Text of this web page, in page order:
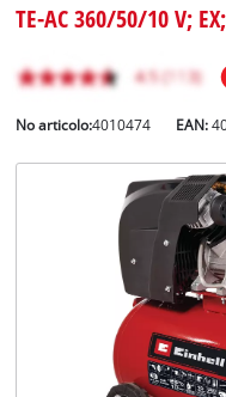
Français
TE-AC 360/50/10 V;
No articolo:4010474 EAN: